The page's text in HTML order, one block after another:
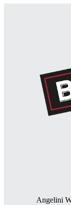
Angelini